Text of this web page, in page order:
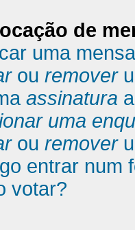
de
uma
ou remover
assinatura
uma
ou remover
entrar num
votar?